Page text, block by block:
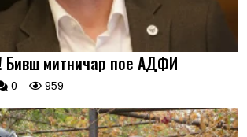
Бивш митничар пое АДФИ
0 959